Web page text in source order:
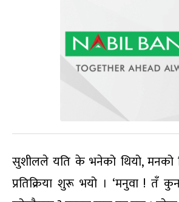
सुशीलले यति के भनेको थियो, मनको
प्रतिक्रिया शुरू भयो । ‘मनुवा ! तँ